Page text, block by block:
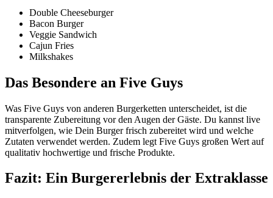
Double Cheeseburger
Bacon Burger
Veggie Sandwich
Cajun Fries
Milkshakes
Das Besondere an Five Guys
Was Five Guys von anderen Burgerketten unterscheidet, ist die
transparente Zubereitung vor den Augen der Gäste. Du kannst live
mitverfolgen, wie Dein Burger frisch zubereitet wird und welche
Zutaten verwendet werden. Zudem legt Five Guys großen Wert auf
qualitativ hochwertige und frische Produkte.
Fazit: Ein Burgererlebnis der Extraklasse